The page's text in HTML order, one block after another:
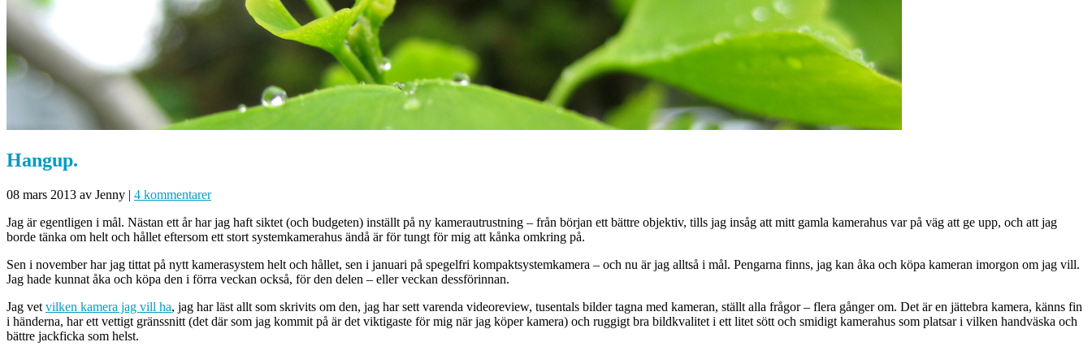
Hangup.
08 mars 2013 av Jenny | 4 kommentarer
Jag är egentligen i mål. Nästan ett år har jag haft siktet (och budgeten) inställt på ny kamerautrustning – från början ett bättre objektiv, tills jag insåg att mitt gamla kamerahus var på väg att ge upp, och att jag
borde tänka om helt och hållet eftersom ett stort systemkamerahus ändå är för tungt för mig att kånka omkring på.
Sen i november har jag tittat på nytt kamerasystem helt och hållet, sen i januari på spegelfri kompaktsystemkamera – och nu är jag alltså i mål. Pengarna finns, jag kan åka och köpa kameran imorgon om jag vill.
Jag hade kunnat åka och köpa den i förra veckan också, för den delen – eller veckan dessförinnan.
Jag vet vilken kamera jag vill ha, jag har läst allt som skrivits om den, jag har sett varenda videoreview, tusentals bilder tagna med kameran, ställt alla frågor – flera gånger om. Det är en jättebra kamera, känns fin
i händerna, har ett vettigt gränssnitt (det där som jag kommit på är det viktigaste för mig när jag köper kamera) och ruggigt bra bildkvalitet i ett litet sött och smidigt kamerahus som platsar i vilken handväska och
bättre jackficka som helst.